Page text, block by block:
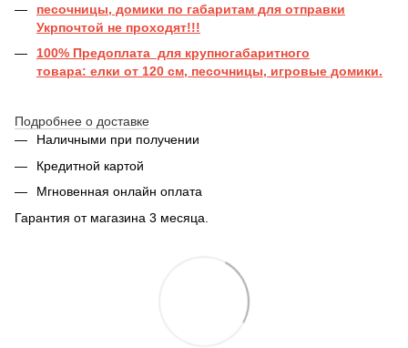
песочницы, домики по габаритам для отправки
Укрпочтой не проходят!!!
100% Предоплата для крупногабаритного
товара: елки от 120 см, песочницы, игровые домики.
Подробнее о доставке
Наличными при получении
Кредитной картой
Мгновенная онлайн оплата
Гарантия от магазина 3 месяца.